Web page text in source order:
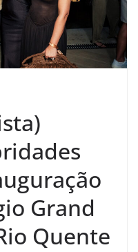
Grand
Quente